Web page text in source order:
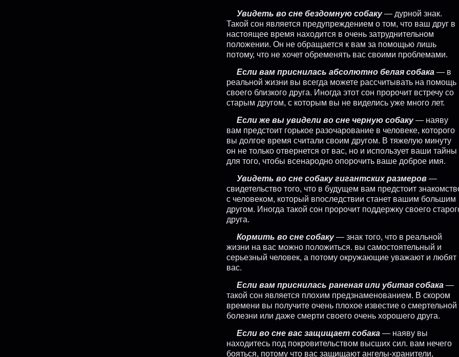
Увидеть во сне бездомную собаку— дурной знак.
Такой сон является предупреждением о том, что ваш друг в
настоящее время находится в очень затруднительном
положении. Он не обращается к вам за помощью лишь
потому, что не хочет обременять вас своими проблемами.
Если вам приснилась абсолютно белая собака — в
реальной жизни вы всегда можете рассчитывать на помощь
своего близкого друга. Иногда этот сон пророчит встречу со
старым другом, с которым вы не виделись уже много лет.
Если же вы увидели во сне черную собаку— наяву
вам предстоит горькое разочарование в человеке, которого
вы долгое время считали своим другом. В тяжелую минуту
он не только отвернется от вас, но и использует ваши тайны
для того, чтобы всенародно опорочить ваше доброе имя.
Увидеть во сне собаку гигантских размеров —
свидетельство того, что в будущем вам предстоит
с человеком, который впоследствии станет вашим большим
другом. Иногда такой сон пророчит поддержку своего
друга.
Кормить во сне собаку— знак того, что в реальной
жизни на вас можно положиться. вы самостоятельный и
серьезный человек, а потому окружающие уважают и любят
вас.
Если вам приснилась раненая или убитая собака —
такой сон является плохим предзнаменованием. В скором
времени вы получите очень плохое известие о смертельной
болезни или даже смерти своего очень хорошего друга.
Если во сне вас защищает собака — наяву вы
находитесь под покровительством высших сил. вам нечего
бояться, потому что вас защищают ангелы-хранители,